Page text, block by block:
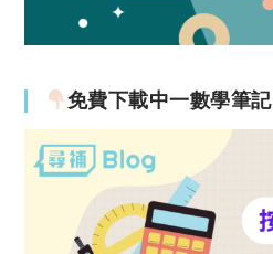
免費下載中一數學筆記